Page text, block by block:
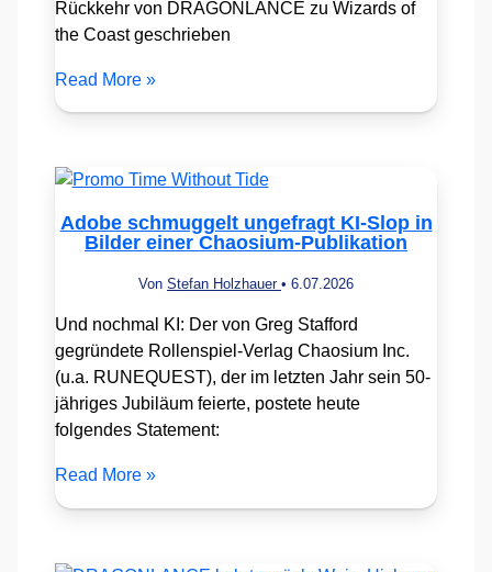
Rückkehr von DRAGONLANCE zu Wizards of
the Coast geschrieben
Read More »
Adobe schmuggelt ungefragt KI-Slop in
Bilder einer Chaosium-Publikation
Von Stefan Holzhauer • 6.07.2026
Und nochmal KI: Der von Greg Stafford
gegründete Rollenspiel-Verlag Chaosium Inc.
(u.a. RUNEQUEST), der im letzten Jahr sein 50-
jähriges Jubiläum feierte, postete heute
folgendes Statement:
Read More »